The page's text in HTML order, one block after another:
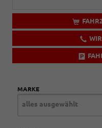
MARKE
alles ausgewählt